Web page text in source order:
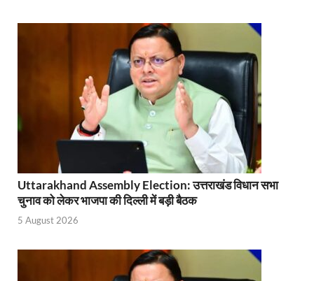
संयुक्त निदेशक के एस चौहान ने मुख्यमंत्री को भेंट की अपनी
New haryana Industrial Policy: मुख्यमंत्री नायब सिंह
Baster’s New Picture: बस्तर की नई तस्वीर: मैदान में
पीएम मोदी के संबोधन की बड़ी बातें
Modern Composite Sleepers: एआई की मदद से ट्रैक
Char Dham Yatra Action Plan: चारधाम यात्रा-
Katra Banihal Special Train: कटरा – बनिहाल के
Ancient Manuscripts: वैश्विक मंच तक पहुंचेगा भारतीय
Uttarakhand Assembly Election: उत्तराखंड विधान सभा
चुनाव को लेकर भाजपा की दिल्ली में बड़ी बैठक
5 August 2026